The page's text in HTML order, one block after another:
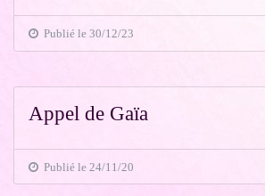
Publié le 30/12/23
Appel de Gaïa
Publié le 24/11/20